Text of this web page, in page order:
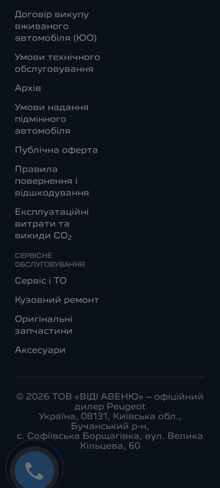
Договір викупу
вживаного
автомобіля (ЮО)
Умови технічного
обслуговування
Архів
Умови надання
підмінного
автомобіля
Публічна оферта
Правила
повернення і
відшкодування
Експлуатаційні
витрати та
викиди СО2
СЕРВІСНЕ
ОБСЛУГОВУВАННЯ
Сервіс і ТО
Кузовний ремонт
Оригінальні
запчастини
Аксесуари
© 2026 ТОВ «ВІДІ АВЕНЮ» – офіційний
дилер Peugeot
Україна, 08131, Київська обл.,
Бучанський р-н,
с. Софіївська Борщагівка, вул. Велика
Кільцева, 60